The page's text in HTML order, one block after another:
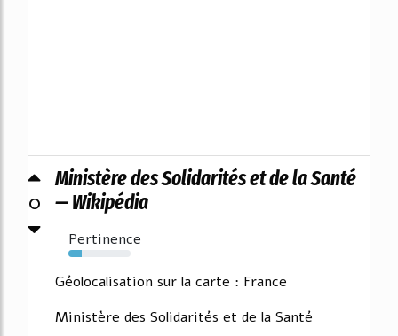
0
Ministère des Solidarités et de la Santé
— Wikipédia
Pertinence
21%
Géolocalisation sur la carte : France
Ministère des Solidarités et de la Santé